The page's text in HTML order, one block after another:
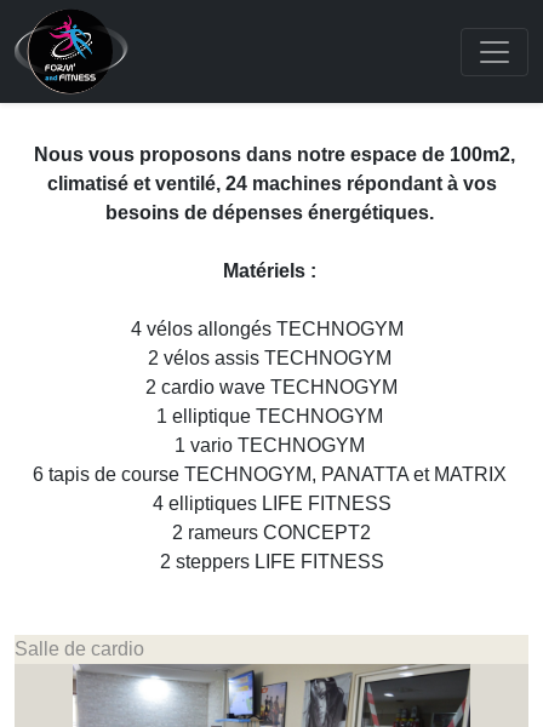
Nous vous proposons dans notre espace de 100m2,
climatisé et ventilé, 24 machines répondant à vos
besoins de dépenses énergétiques.
Matériels :
4 vélos allongés TECHNOGYM
2 vélos assis TECHNOGYM
2 cardio wave TECHNOGYM
1 elliptique TECHNOGYM
1 vario TECHNOGYM
6 tapis de course TECHNOGYM, PANATTA et MATRIX
4 elliptiques LIFE FITNESS
2 rameurs CONCEPT2
2 steppers LIFE FITNESS
Salle de cardio